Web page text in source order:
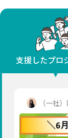
地域からさ
北海道 青
福島
茨城 栃木
東京
神奈
新潟 富山
長野
岐阜
支援したプロ
（一社